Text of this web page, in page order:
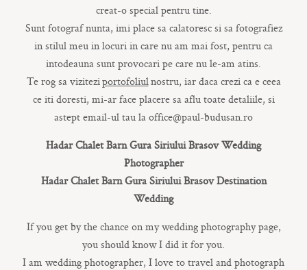
creat-o special pentru tine.
Sunt fotograf nunta, imi place sa calatoresc si sa fotografiez
in stilul meu in locuri in care nu am mai fost, pentru ca
intodeauna sunt provocari pe care nu le-am atins.
Te rog sa viziteziportofoliulnostru, iar daca crezi ca e ceea
ce iti doresti, mi-ar face placere sa aflu toate detaliile, si
astept email-ul tau la office@paul-budusan.ro
Hadar Chalet Barn Gura Siriului Brasov Wedding
Photographer
Hadar Chalet Barn Gura Siriului Brasov Destination
Wedding
If you get by the chance on my wedding photography page,
you should know I did it for you.
I am wedding photographer, I love to travel and photograph
PREMII
CLIENȚI
CONTACT
COPYRIGHT © 2017 • PAUL BUDUSAN